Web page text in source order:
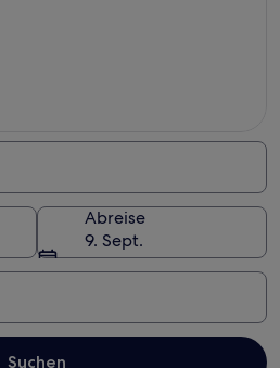
Abreise
9. Sept.
Suchen